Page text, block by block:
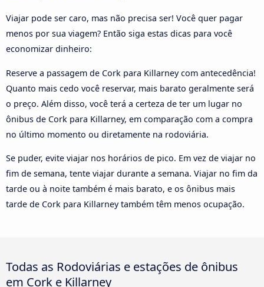
Viajar pode ser caro, mas não precisa ser! Você quer pagar
menos por sua viagem? Então siga estas dicas para você
economizar dinheiro:
Reserve a passagem de Cork para Killarney com antecedência!
Quanto mais cedo você reservar, mais barato geralmente será
o preço. Além disso, você terá a certeza de ter um lugar no
ônibus de Cork para Killarney, em comparação com a compra
no último momento ou diretamente na rodoviária.
Se puder, evite viajar nos horários de pico. Em vez de viajar no
fim de semana, tente viajar durante a semana. Viajar no fim da
tarde ou à noite também é mais barato, e os ônibus mais
tarde de Cork para Killarney também têm menos ocupação.
Todas as Rodoviárias e estações de ônibus
em Cork e Killarney